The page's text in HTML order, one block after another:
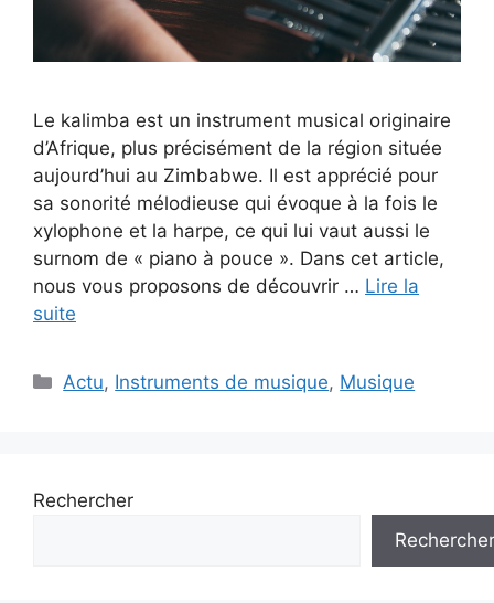
Le kalimba est un instrument musical originaire
d’Afrique, plus précisément de la région située
aujourd’hui au Zimbabwe. Il est apprécié pour
sa sonorité mélodieuse qui évoque à la fois le
xylophone et la harpe, ce qui lui vaut aussi le
surnom de « piano à pouce ». Dans cet article,
nous vous proposons de découvrir … Lire la
suite
Catégories
Actu, Instruments de musique, Musique
Rechercher
Rechercher